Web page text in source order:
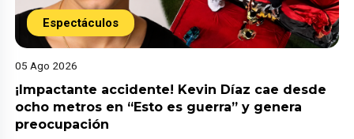
Espectáculos
05 Ago 2026
¡Impactante accidente! Kevin Díaz cae desde
ocho metros en “Esto es guerra” y genera
preocupación